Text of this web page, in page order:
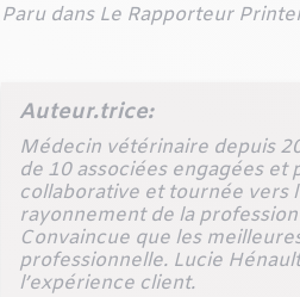
Paru dans Le Rapporteur
Auteur.trice:
Médecin vétérinaire depuis
de 10 associées engagées
collaborative et tournée vers
rayonnement de la
Convaincue que les
professionnelle. Lucie
l’expérience client.